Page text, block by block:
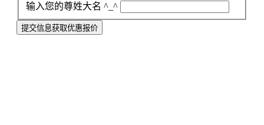
输入您的尊姓大名 ^_^
提交信息获取优惠报价